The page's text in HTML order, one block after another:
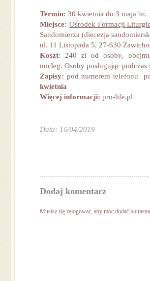
Termin: 30 kwietnia do 3 maja br.
Miejsce: Ośrodek Formacji
Sandomierza (diecezja
ul. 11 Listopada 5, 27-630
Koszt: 240 zł od osoby,
nocleg. Osoby posługując
Zapisy: pod numerem telefonu
kwietnia
Więcej informacji: pro-life.pl
Data: 16/04/2019
Dodaj komentarz
Musisz się zalogować , aby móc dodać